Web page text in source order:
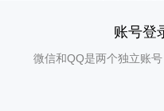
账号登
微信和QQ是两个独立账